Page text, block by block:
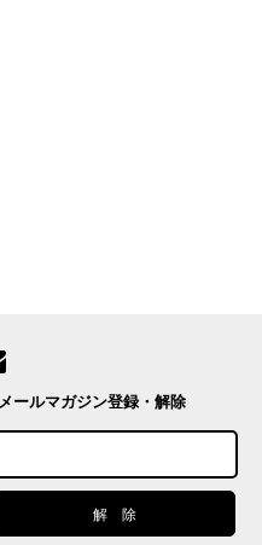
メールマガジン登録・解除